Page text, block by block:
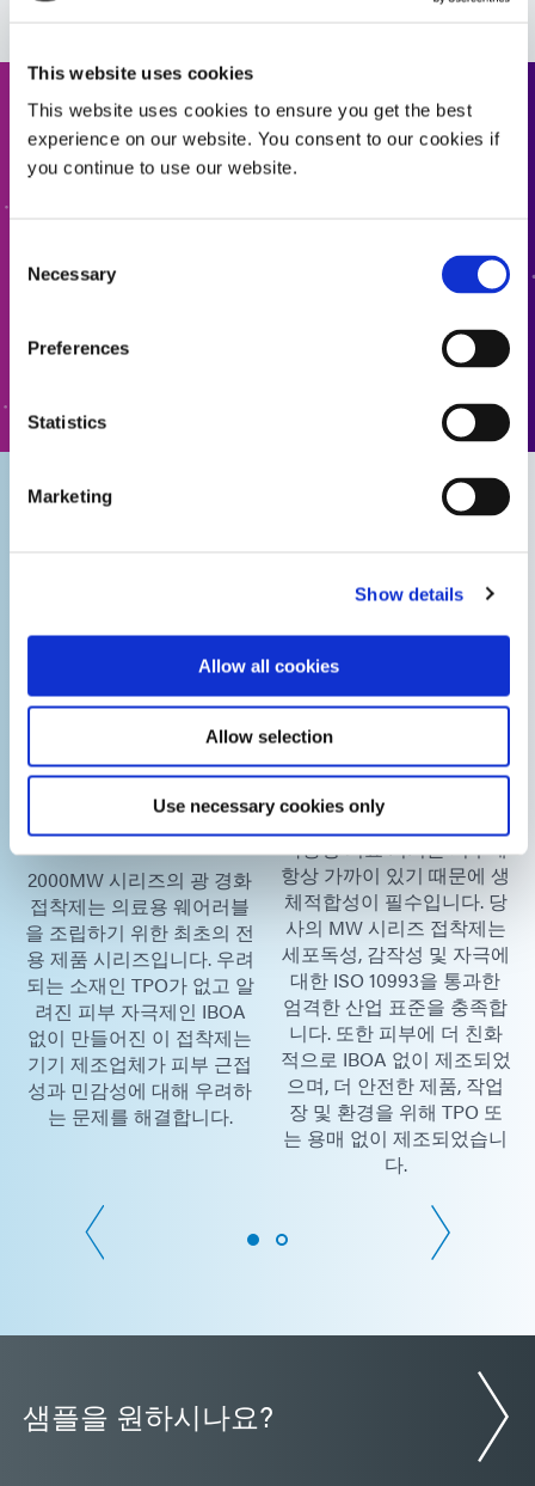
This website uses cookies
This website uses cookies to ensure you get the best
experience on our website. You consent to our cookies if
you continue to use our website.
Selection
Necessary
Preferences
Statistics
Marketing
Show details
Allow all cookies
Allow selection
Use necessary cookies only
인포그래픽: 2000-MW 접착제
견적 요청
성 접착제
2000MW 시리즈의 광 경화
접착제는 의료용 웨어러블
을 조립하기 위한 최초의 전
용 제품 시리즈입니다. 우려
되는 소재인 TPO가 없고 알
려진 피부 자극제인 IBOA
없이 만들어진 이 접착제는
기기 제조업체가 피부 근접
성과 민감성에 대해 우려하
는 문제를 해결합니다.
착용형 의료 기
다이맥스 접착
제
착용형 의료 기기는 피부에
항상 가까이 있기 때문에 생
체적합성이 필수입니다. 당
사의 MW 시리즈 접착제는
세포독성, 감작성 및 자극에
대한 ISO 10993을 통과한
엄격한 산업 표준을 충족합
니다. 또한 피부에 더 친화
적으로 IBOA 없이 제조되었
으며, 더 안전한 제품, 작업
장 및 환경을 위해 TPO 또
는 용매 없이 제조되었습니
다.
샘플을 원하시나요?